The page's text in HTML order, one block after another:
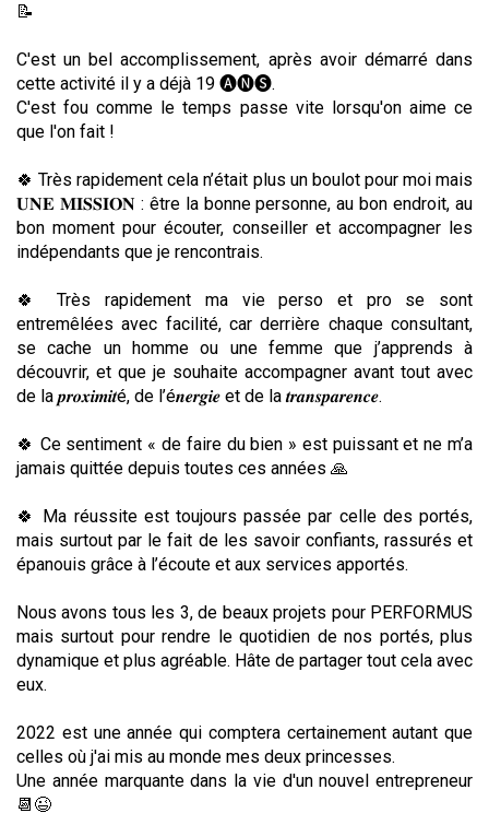
📝
C'est un bel accomplissement, après avoir démarré dans
cette activité il y a déjà 19 🅐🅝🅢.
C'est fou comme le temps passe vite lorsqu'on aime ce
que l'on fait !
🍀 Très rapidement cela n’était plus un boulot pour moi mais
𝐔𝐍𝐄 𝐌𝐈𝐒𝐒𝐈𝐎𝐍 : être la bonne personne, au bon endroit, au
bon moment pour écouter, conseiller et accompagner les
indépendants que je rencontrais.
🍀 Très rapidement ma vie perso et pro se sont
entremêlées avec facilité, car derrière chaque consultant,
se cache un homme ou une femme que j’apprends à
découvrir, et que je souhaite accompagner avant tout avec
de la 𝒑𝒓𝒐𝒙𝒊𝒎𝒊𝒕é, de l’é𝒏𝒆𝒓𝒈𝒊𝒆 et de la 𝒕𝒓𝒂𝒏𝒔𝒑𝒂𝒓𝒆𝒏𝒄𝒆.
🍀 Ce sentiment « de faire du bien » est puissant et ne m’a
jamais quittée depuis toutes ces années 🙏
🍀 Ma réussite est toujours passée par celle des portés,
mais surtout par le fait de les savoir confiants, rassurés et
épanouis grâce à l’écoute et aux services apportés.
Nous avons tous les 3, de beaux projets pour PERFORMUS
mais surtout pour rendre le quotidien de nos portés, plus
dynamique et plus agréable. Hâte de partager tout cela avec
eux.
2022 est une année qui comptera certainement autant que
celles où j'ai mis au monde mes deux princesses.
Une année marquante dans la vie d'un nouvel entrepreneur
📆😉